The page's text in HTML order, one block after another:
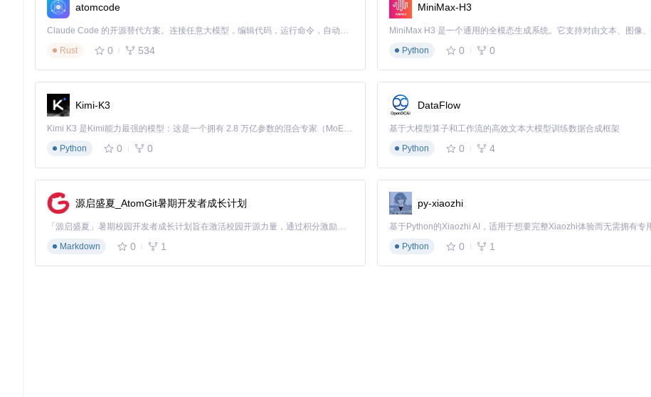
atomcode
Claude Code 的开源替代方案。连接任意大模型，编辑代码，运行命令，自动验证 — 全自动执行。用 Rust 构建，极致性能。 ｜ An open-source alternative to Claude Code. Connect any LLM, edit code, run commands, and verify changes — autonomously. Built in Rust for speed. Get Started
Rust
0 534
MiniMax-H3
Python
0 0
Kimi-K3
Kimi K3 是Kimi能力最强的模型：这是一个拥有 2.8 万亿参数的混合专家（MoE）模型，具备原生视觉理解能力，并支持 100 万 token 的上下文窗口。
Python
0 0
DataFlow
基于大模型算子和工作流的高效文本大模型训练数据合成框架
Python
0 4
源启盛夏_AtomGit暑期开发者成长计划
「源启盛夏」暑期校园开发者成长计划旨在激活校园开源力量，通过积分激励、认证扶持、资源倾斜等形式，引导高校组织和开发者完成「入驻 — 建项目 — 做贡献 — 获认证 — 得资源」的完整闭环。无论你是想带领社团入驻平台的组织者，还是希望用代码贡献证明自己的开发者，都能在这里找到属于你的成长路径。
Markdown
0 1
py-xiaozhi
Python
0 1